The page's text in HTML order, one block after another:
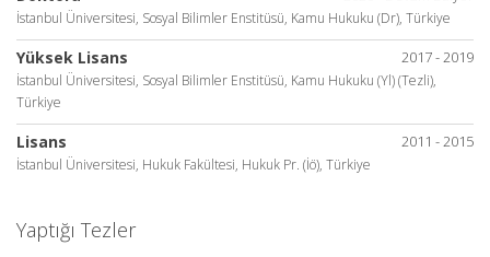
İstanbul Üniversitesi, Sosyal Bilimler Enstitüsü, Kamu Hukuku (Dr), Türkiye
2017 - 2019
Yüksek Lisans
İstanbul Üniversitesi, Sosyal Bilimler Enstitüsü, Kamu Hukuku (Yl) (Tezli),
Türkiye
2011 - 2015
Lisans
İstanbul Üniversitesi, Hukuk Fakültesi, Hukuk Pr. (İö), Türkiye
Yaptığı Tezler